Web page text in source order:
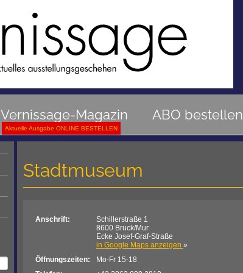
Vernissage-Magazin ABO bestellen
Aktuelle Ausgabe ONLINE BESTELLEN
Stadtmuseum
Anschrift:
Schillerstraße 1
8600 Bruck/Mur
Ecke Josef-Graf-Straße
in Google Maps anzeigen »
Öffnungszeiten:
Mo-Fr 15-18